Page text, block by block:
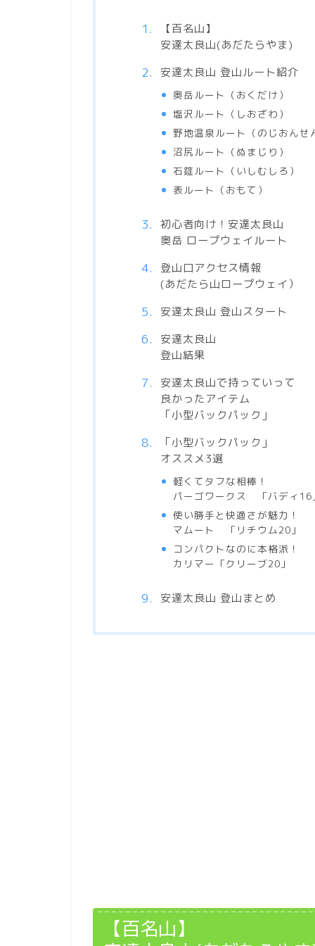
【百名山】
安達太良山(あだたらやま)
安達太良山 登山ルート紹介
奥岳ルート（おくだけ）
塩沢ルート（しおざわ）
野地温泉ルート（のじおんせ
沼尻ルート（ぬまじり）
石筵ルート（いしむしろ）
表ルート（おもて）
初心者向け！安達太良山
奥岳 ロープウェイルート
登山口アクセス情報
(あだたら山ロープウェイ）
安達太良山 登山スタート
安達太良山
登山結果
安達太良山で持っていって
良かったアイテム
「小型バックパック」
「小型バックパック」
オススメ3選
軽くてタフな相棒！
パーゴワークス 「バディ16
使い勝手と快適さが魅力！
マムート 「リチウム20」
コンパクトなのに本格派！
カリマー「クリーブ20」
安達太良山 登山まとめ
【百名山】